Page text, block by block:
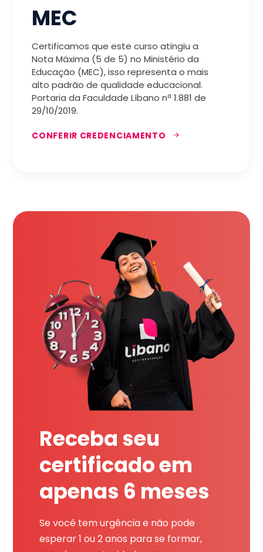
MEC
Certificamos que este curso atingiu a
Nota Máxima (5 de 5) no Ministério da
Educação (MEC), isso representa o mais
alto padrão de qualidade educacional.
Portaria da Faculdade Líbano nª 1.881 de
29/10/2019.
CONFERIR CREDENCIAMENTO
Receba seu
certificado em
apenas 6 meses
Se você tem urgência e não pode
esperar 1 ou 2 anos para se formar,